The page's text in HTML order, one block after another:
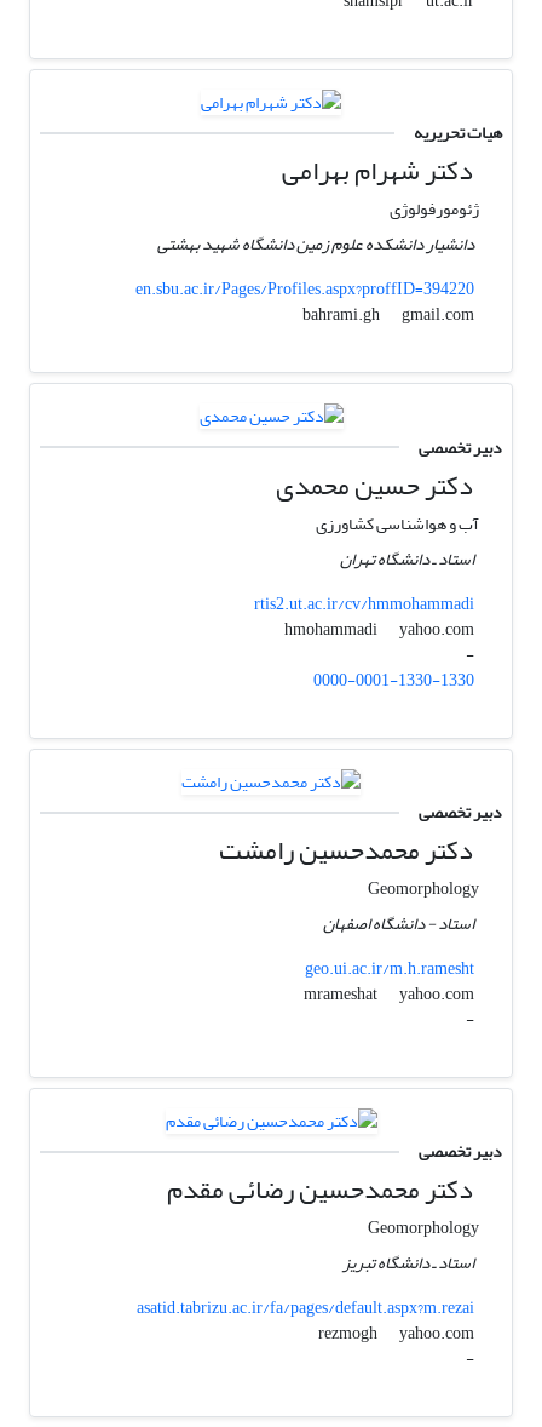
هیات تحریریه
دکتر شهرام بهرامی
ژئومورفولوژی
دانشیار دانشکده علوم زمین دانشگاه شهید بهشتی
en.sbu.ac.ir/Pages/Profiles.aspx?proffID=394220
bahrami.gh
gmail.com
دبیر تخصصی
دکتر حسین محمدی
آب و هواشناسی کشاورزی
استاد ـ دانشگاه تهران
rtis2.ut.ac.ir/cv/hmmohammadi
hmohammadi
yahoo.com
-
0000-0001-1330-1330
دبیر تخصصی
دکتر محمدحسین رامشت
Geomorphology
استاد - دانشگاه اصفهان
geo.ui.ac.ir/m.h.ramesht
mrameshat
yahoo.com
-
دبیر تخصصی
دکتر محمدحسین رضائی مقدم
Geomorphology
استاد ـ دانشگاه تبریز
asatid.tabrizu.ac.ir/fa/pages/default.aspx?m.rezai
rezmogh
yahoo.com
-